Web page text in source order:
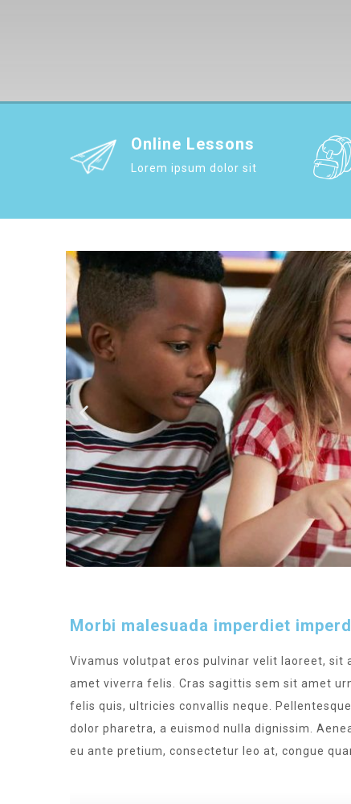
Online Lessons
Lorem ipsum dolor sit
Morbi malesuada imperdiet
Vivamus volutpat eros pulvinar velit laoreet,
amet viverra felis. Cras sagittis sem sit amet
felis quis, ultricies convallis neque.
dolor pharetra, a euismod nulla dignissim.
eu ante pretium, consectetur leo at, congue